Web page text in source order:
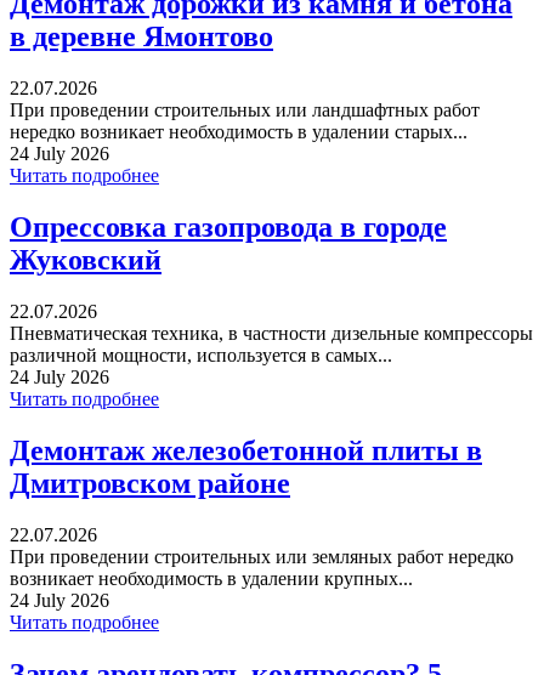
в деревне Ямонтово
22.07.2026
При проведении строительных или ландшафтных работ
нередко возникает необходимость в удалении старых...
24 July 2026
Читать подробнее
Опрессовка газопровода в городе
Жуковский
22.07.2026
Пневматическая техника, в частности дизельные компрессоры
различной мощности, используется в самых...
24 July 2026
Читать подробнее
Демонтаж железобетонной плиты в
Дмитровском районе
22.07.2026
При проведении строительных или земляных работ нередко
возникает необходимость в удалении крупных...
24 July 2026
Читать подробнее